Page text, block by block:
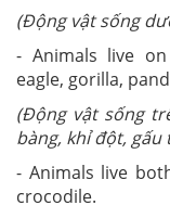
(Động vật sống
- Animals live
eagle, gorilla,
(Động vật sống
bàng, khỉ đột,
- Animals live